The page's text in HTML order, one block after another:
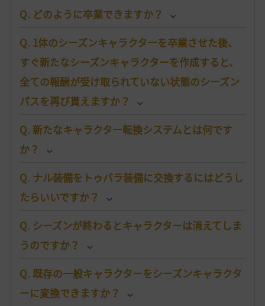
Q. どのように卒業できますか？
Q. 1体のシーズンキャラクターを卒業させた後、
すぐ新たなシーズンキャラクターを作成すると、
全ての報酬が受け取られていない状態のシーズン
パスを再び貰えますか？
Q. 新たなキャラクター転換システムとは何です
か？
Q. ナル装備をトゥバラ装備に交換するにはどうし
たらいいですか？
Q. シーズンが終わるとキャラクターは消えてしま
うのですか？
Q. 既存の一般キャラクターをシーズンキャラクタ
ーに変換できますか？